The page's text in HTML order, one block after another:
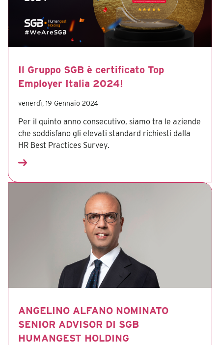
Il Gruppo SGB è certificato Top
Employer Italia 2024!
venerdì, 19 Gennaio 2024
Per il quinto anno consecutivo, siamo tra le aziende
che soddisfano gli elevati standard richiesti dalla
HR Best Practices Survey.
ANGELINO ALFANO NOMINATO
SENIOR ADVISOR DI SGB
HUMANGEST HOLDING